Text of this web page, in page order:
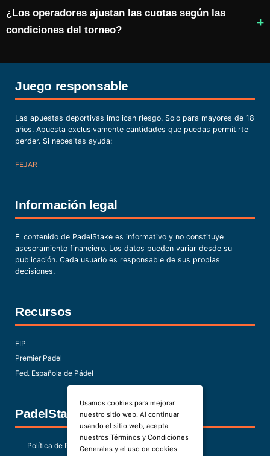
¿Los operadores ajustan las cuotas según las
condiciones del torneo?
Juego responsable
Las apuestas deportivas implican riesgo. Solo para mayores de 18
años. Apuesta exclusivamente cantidades que puedas permitirte
perder. Si necesitas ayuda:
FEJAR
Información legal
El contenido de PadelStake es informativo y no constituye
asesoramiento financiero. Los datos pueden variar desde su
publicación. Cada usuario es responsable de sus propias
decisiones.
Recursos
FIP
Premier Padel
Fed. Española de Pádel
PadelStake
Política de Privacidad
Usamos cookies para mejorar
nuestro sitio web. Al continuar
usando el sitio web, acepta
nuestros Términos y Condiciones
Generales y el uso de cookies.